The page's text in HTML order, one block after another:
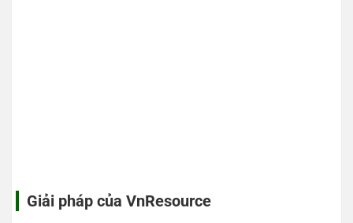
Giải pháp của VnResource